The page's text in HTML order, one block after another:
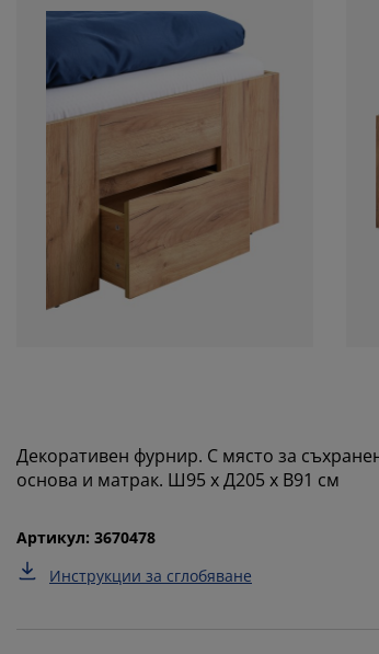
Декоративен фурнир. С място за
основа и матрак. Ш95 x Д205 x В91 см
Артикул: 3670478
Инструкции за сглобяване